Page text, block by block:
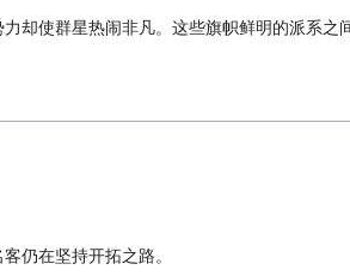
却使群星热闹非凡。这些旗帜鲜明的派系
仍在坚持开拓之路。